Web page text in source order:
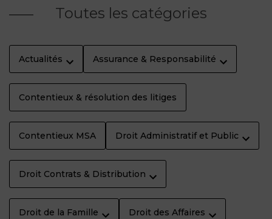
Toutes les catégories
Actualités Assurance & Responsabilité
Contentieux & résolution des litiges
Contentieux MSA Droit Administratif et Public
Droit Contrats & Distribution
Droit de la Famille Droit des Affaires